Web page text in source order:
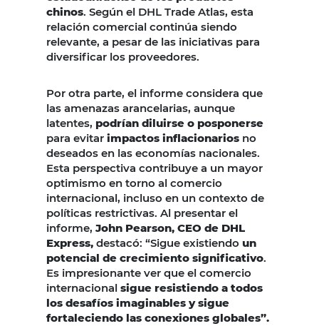
chinos. Según el DHL Trade Atlas, esta
relación comercial continúa siendo
relevante, a pesar de las iniciativas para
diversificar los proveedores.
Por otra parte, el informe considera que
las amenazas arancelarias, aunque
latentes, podrían diluirse o posponerse
para evitar impactos inflacionarios no
deseados en las economías nacionales.
Esta perspectiva contribuye a un mayor
optimismo en torno al comercio
internacional, incluso en un contexto de
políticas restrictivas. Al presentar el
informe, John Pearson, CEO de DHL
Express, destacó: “Sigue existiendo un
potencial de crecimiento significativo.
Es impresionante ver que el comercio
internacional sigue resistiendo a todos
los desafíos imaginables y sigue
fortaleciendo las conexiones globales”.